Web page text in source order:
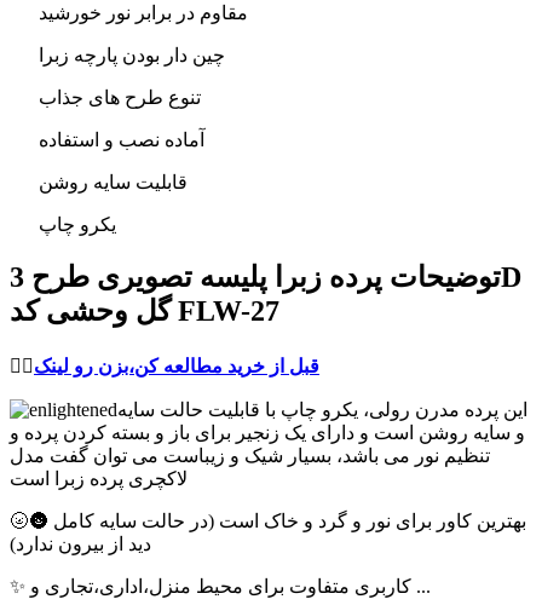
مقاوم در برابر نور خورشید
چین دار بودن پارچه زبرا
تنوع طرح های جذاب
آماده نصب و استفاده
قابلیت سایه روشن
یکرو چاپ
توضیحات پرده زبرا پلیسه تصویری طرح 3D
گل وحشی کد FLW-27
👈🏻قبل از خرید مطالعه کن،بزن رو لینک
این پرده مدرن رولی، یکرو چاپ با قابلیت حالت سایه
و سایه روشن است و دارای یک زنجیر برای باز و بسته کردن پرده و
تنظیم نور می باشد، بسیار شیک و زیباست می توان گفت مدل
لاکچری پرده زبرا است
🌝🌚 بهترین کاور برای نور و گرد و خاک است (در حالت سایه کامل
دید از بیرون ندارد)
✨ کاربری متفاوت برای محیط منزل،اداری،تجاری و ...